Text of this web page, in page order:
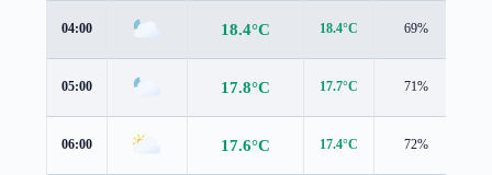
04:00 18.4°C 18.4°C 69%
05:00 17.8°C 17.7°C 71%
06:00 17.6°C 17.4°C 72%